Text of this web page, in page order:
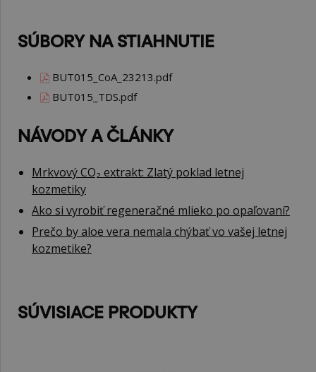
SÚBORY NA STIAHNUTIE
BUT015_CoA_23213.pdf
BUT015_TDS.pdf
NÁVODY A ČLÁNKY
Mrkvový CO₂ extrakt: Zlatý poklad letnej
kozmetiky
Ako si vyrobiť regeneračné mlieko po opaľovaní?
Prečo by aloe vera nemala chýbať vo vašej letnej
kozmetike?
SÚVISIACE PRODUKTY